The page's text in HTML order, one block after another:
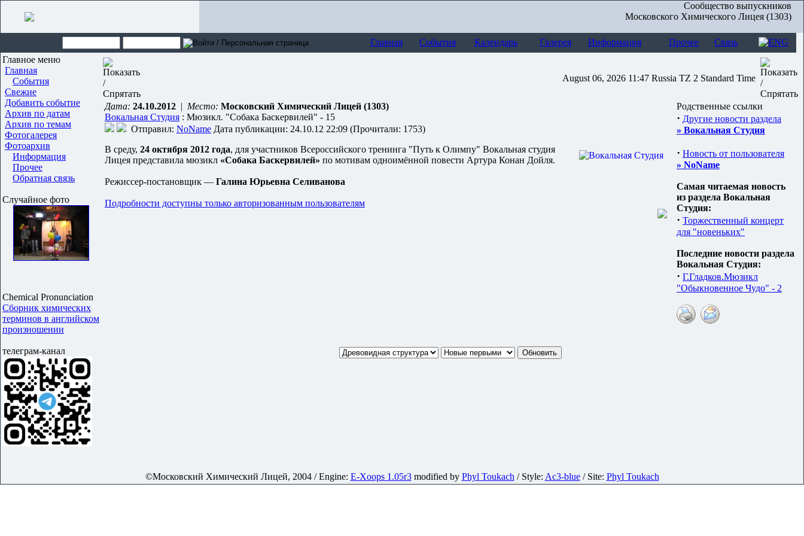
Сообщество выпускников
Московского Химического Лицея (1303)
Главная События Календарь Галерея Информация Прочее
Связь
Главное меню
Главная
События
Свежие
Добавить событие
Архив по датам
Архив по темам
Фотогалерея
Фотоархив
Информация
Прочее
Обратная связь
Случайное фото
Chemical Pronunciation
Сборник химических
терминов в английском
произношении
телеграм-канал
August 06, 2026 11:47 Russia TZ 2 Standard Time
Дата: 24.10.2012 | Место: Московский Химический Лицей (1303)
Вокальная Студия : Мюзикл. "Собака Баскервилей" - 15
Отправил: NoName Дата публикации: 24.10.12 22:09 (Прочитали: 1753)
В среду, 24 октября 2012 года, для участников Всероссийского тренинга "Путь к Олимпу" Вокальная студия
Лицея представила мюзикл «Собака Баскервилей» по мотивам одноимённой повести Артура Конан Дойля.
Режиссер-постановщик — Галина Юрьевна Селиванова
Подробности доступны только авторизованным пользователям
Родственные ссылки
· Другие новости раздела
» Вокальная Студия
· Новость от пользователя
» NoName
Самая читаемая новость
из раздела Вокальная
Студия:
· Торжественный концерт
для "новеньких"
Последние новости раздела
Вокальная Студия:
· Г.Гладков.Мюзикл
"Обыкновенное Чудо" - 2
©Московский Химический Лицей, 2004 / Engine: E-Xoops 1.05r3modified by Phyl Toukach / Style: Ac3-blue/ Site: Phyl Toukach